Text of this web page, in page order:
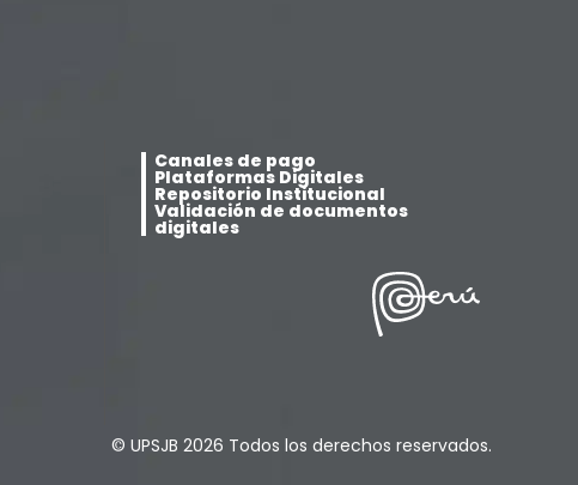
Canales de pago
Plataformas Digitales
Repositorio Institucional
Validación de documentos
digitales
© UPSJB 2026 Todos los derechos reservados.